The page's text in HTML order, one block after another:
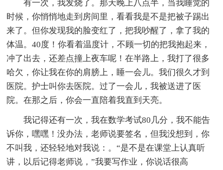
有一次，我发烧了。那天晚上八点半，当我睡觉的
时候，你悄悄地走到房间里，看看我是不是把被子踢出
来了。但你发现我的脸变红了，把我吵醒了，拿了我的
体温。40度！你看着温度计，不顾一切的把我抱起来，
冲了出去，还差点撞上夜车呢！在半路上，我打了很多
哈欠，你让我在你的肩膀上，睡一会儿。我们很久才到
医院。护士叫你去医院。过了一会儿，我被送进了医
院。在那之后，你会一直陪着我直到天亮。
我记得还有一次，我在数学考试80几分，我不能告
诉你，嘿嘿！没办法，老师说要签名，但我没想到，你
不叫我，还轻轻地对我说：。“是不是在课堂上认真听
讲，以后记得老师说，”我要写作业，你说话很高